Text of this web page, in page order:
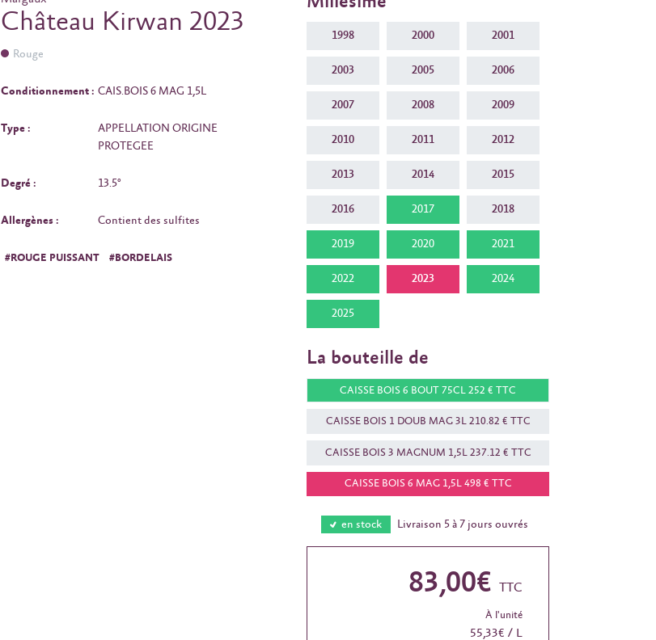
Château Kirwan 2023
Rouge
Conditionnement : CAIS.BOIS 6 MAG 1,5L
Type :
APPELLATION ORIGINE
PROTEGEE
Degré : 13.5°
Allergènes : Contient des sulfites
#ROUGE PUISSANT #BORDELAIS
1998 2000 2001
2003 2005 2006
2007 2008 2009
2010 2011 2012
2013 2014 2015
2016 2017 2018
2019 2020 2021
2022 2023 2024
2025
La bouteille de
CAISSE BOIS 6 BOUT 75CL 252 € TTC
CAISSE BOIS 1 DOUB MAG 3L 210.82 € TTC
CAISSE BOIS 3 MAGNUM 1,5L 237.12 € TTC
CAISSE BOIS 6 MAG 1,5L 498 € TTC
en stock Livraison 5 à 7 jours ouvrés
83,00€ TTC
À l'unité
55,33€ / L